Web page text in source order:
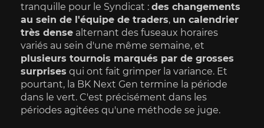
tranquille pour le Syndicat : des changements
au sein de l'équipe de traders, un calendrier
très dense alternant des fuseaux horaires
plusieurs tournois marqués par de grosses
surprises qui ont fait grimper la variance. Et
pourtant, la BK Next Gen termine la période
dans le vert. C'est précisément dans les
périodes agitées qu'une méthode se juge.